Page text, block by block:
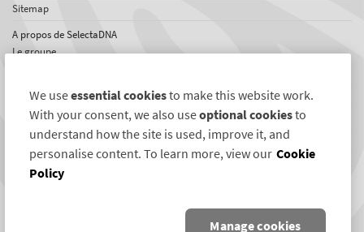
Sitemap
A propos de SelectaDNA
Le groupe
Témoignages
Réseaux international
News
Liens SelectaDNA
We useessential cookiesto make this website work.
With your consent, we also useoptional cookiesto
understand how the site is used, improve it, and
personalise content. To learn more, view our Cookie
Policy
Manage cookies